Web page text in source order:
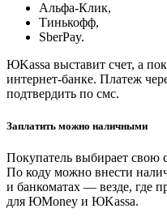
Альфа-Клик,
Тинькофф,
SberPay.
ЮKassa выставит счет, а
интернет-банке. Платеж
подтвердить по смс.
Заплатить можно наличными
Покупатель выбирает свою
По коду можно внести
и банкоматах — везде, где
для ЮMoney и ЮKassa.